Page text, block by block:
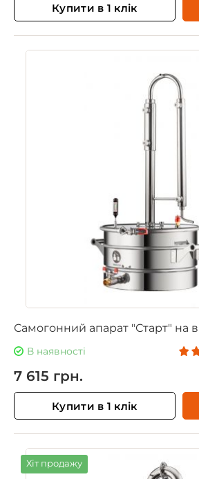
Купити в 1 клік
Самогонний апарат "Старт" на
В наявності
7 615 грн.
Купити в 1 клік
Хіт продажу